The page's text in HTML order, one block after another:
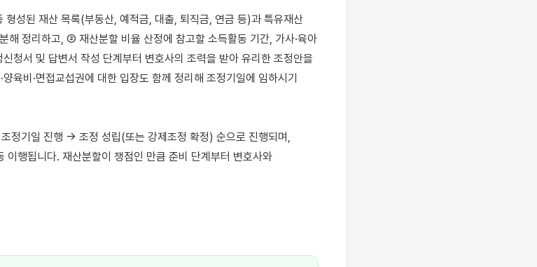
성된 재산 목록(부동산, 예적금, 대출, 퇴직금, 연금 등)과 특유재산
해 정리하고, ② 재산분할 비율 산정에 참고할 소득활동 기간, 가사·육아
청서 및 답변서 작성 단계부터 변호사의 조력을 받아 유리한 조정안을
육비·면접교섭권에 대한 입장도 함께 정리해 조정기일에 임하시기
정기일 진행 → 조정 성립(또는 강제조정 확정) 순으로 진행되며,
이행됩니다. 재산분할이 쟁점인 만큼 준비 단계부터 변호사와